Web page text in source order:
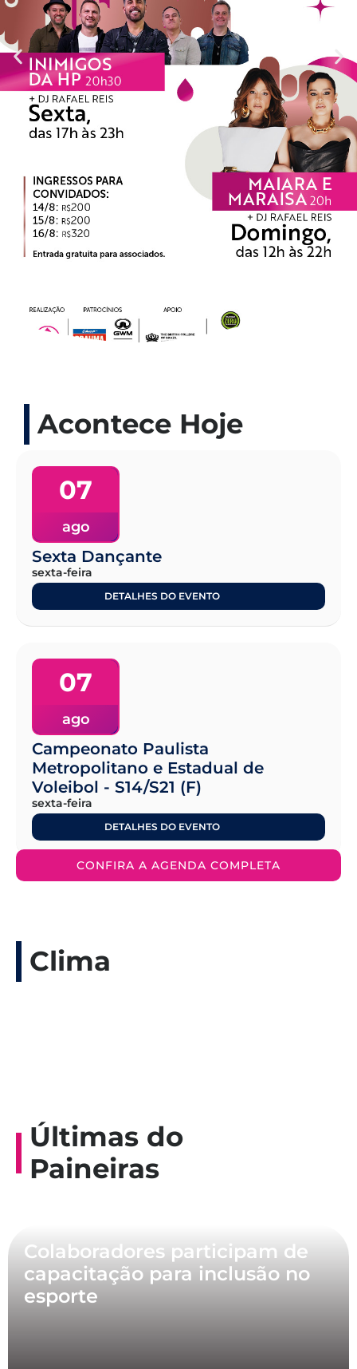
Acontece Hoje
07
ago
Sexta Dançante
sexta-feira
DETALHES DO EVENTO
07
ago
Campeonato Paulista
Metropolitano e Estadual de
Voleibol - S14/S21 (F)
sexta-feira
DETALHES DO EVENTO
CONFIRA A AGENDA COMPLETA
Clima
Últimas do
Paineiras
Colaboradores participam de
capacitação para inclusão no
esporte